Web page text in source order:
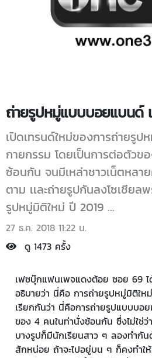
ถ่ายรูปหมู่แบบบอยแบนด์
เปิดเทรนด์ใหม่ของการถ่ายรูป
กายกรรม โดยเป็นการต่อตัวข
ซ้อนกัน จนมีเหล่าชาวเน็ตหลา
ตาม เเละถ่ายรูปกันลงโซเชียล
รูปหมู่มิติใหม่ ปี 2019 ...
27 ธ.ค. 2018 11:22 น.
ดู 1473 ครั้ง
เฟซบุ๊กแฟนเพจแดงต้อย ซอย 69
อธิบายว่า นี่คือ การถ่ายรูปหมู่มิติใ
เรียกกันว่า นี่คือการถ่ายรูปแบบบอ
ของ 4 คนในท่านั่งซ้อนกัน ซึ่งไม่ใช่
บางรูปก็มีนักเรียนสาว ๆ ลองทำกั
สักหน่อย ถ้าจะไปอยู่บน ๆ ก็คงทำใ